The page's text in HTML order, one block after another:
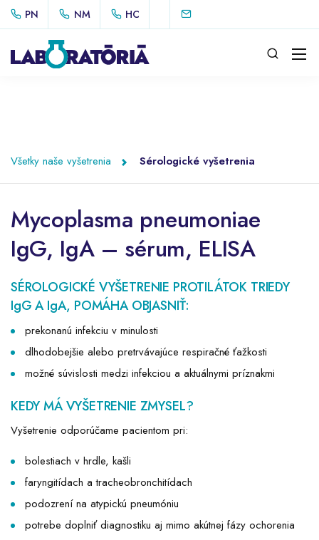
PN NM HC
Všetky naše vyšetrenia Sérologické vyšetrenia
Mycoplasma pneumoniae
IgG, IgA – sérum, ELISA
SÉROLOGICKÉ VYŠETRENIE PROTILÁTOK TRIEDY
IgG A IgA, POMÁHA OBJASNIŤ:
prekonanú infekciu v minulosti
dlhodobejšie alebo pretrvávajúce respiračné ťažkosti
možné súvislosti medzi infekciou a aktuálnymi príznakmi
KEDY MÁ VYŠETRENIE ZMYSEL?
Vyšetrenie odporúčame pacientom pri:
bolestiach v hrdle, kašli
faryngitídach a tracheobronchitídach
podozrení na atypickú pneumóniu
potrebe doplniť diagnostiku aj mimo akútnej fázy ochorenia